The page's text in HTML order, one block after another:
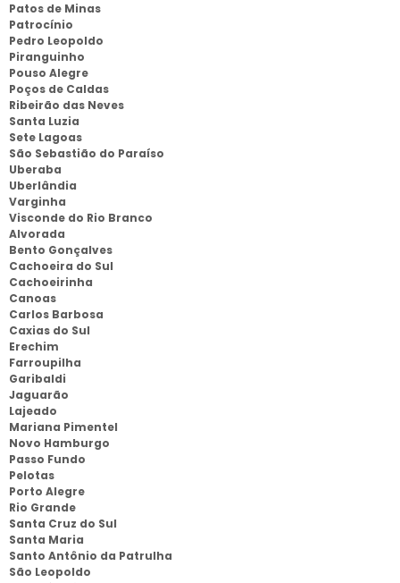
Patos de Minas
Patrocínio
Pedro Leopoldo
Piranguinho
Pouso Alegre
Poços de Caldas
Ribeirão das Neves
Santa Luzia
Sete Lagoas
São Sebastião do Paraíso
Uberaba
Uberlândia
Varginha
Visconde do Rio Branco
Alvorada
Bento Gonçalves
Cachoeira do Sul
Cachoeirinha
Canoas
Carlos Barbosa
Caxias do Sul
Erechim
Farroupilha
Garibaldi
Jaguarão
Lajeado
Mariana Pimentel
Novo Hamburgo
Passo Fundo
Pelotas
Porto Alegre
Rio Grande
Santa Cruz do Sul
Santa Maria
Santo Antônio da Patrulha
São Leopoldo